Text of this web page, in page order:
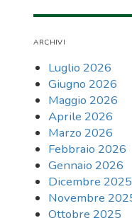
ARCHIVI
Luglio 2026
Giugno 2026
Maggio 2026
Aprile 2026
Marzo 2026
Febbraio 2026
Gennaio 2026
Dicembre 2025
Novembre
Ottobre 2025